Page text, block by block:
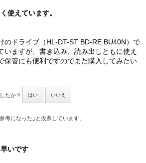
使えています。
のドライブ（HL-DT-ST BD-RE BU40N）で
いますが、書き込み、読み出しともに使え
保管にも便利ですのでまた購入してみたい
たか？ はい いいえ
考になった｣と投票しています。
いです